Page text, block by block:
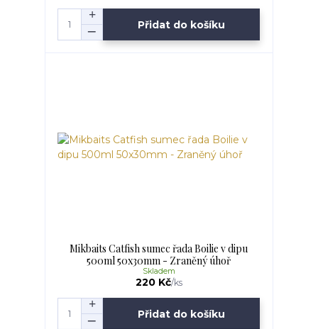
Přidat do košíku
Mikbaits Catfish sumec řada Boilie v dipu
500ml 50x30mm - Zraněný úhoř
220 Kč/ks
Skladem
Přidat do košíku